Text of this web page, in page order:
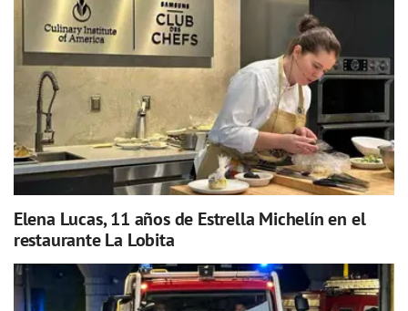
Elena Lucas, 11 años de Estrella Michelín en el
restaurante La Lobita